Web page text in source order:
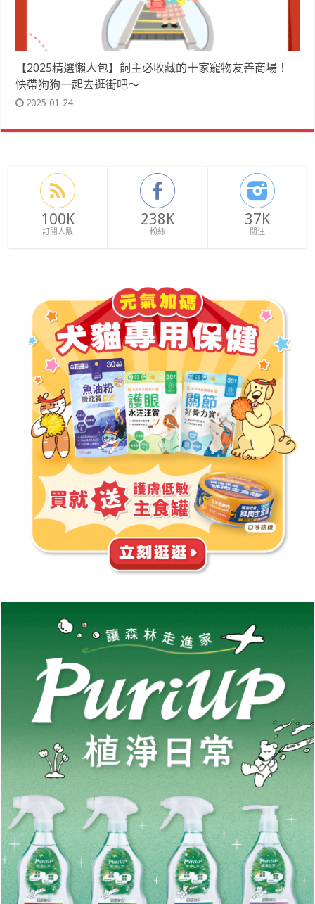
【2025精選懶人包】飼主必收藏的十家寵物友善商場！
快帶狗狗一起去逛街吧～
2025-01-24
100K
訂閱人數
238K
粉絲
37K
關注